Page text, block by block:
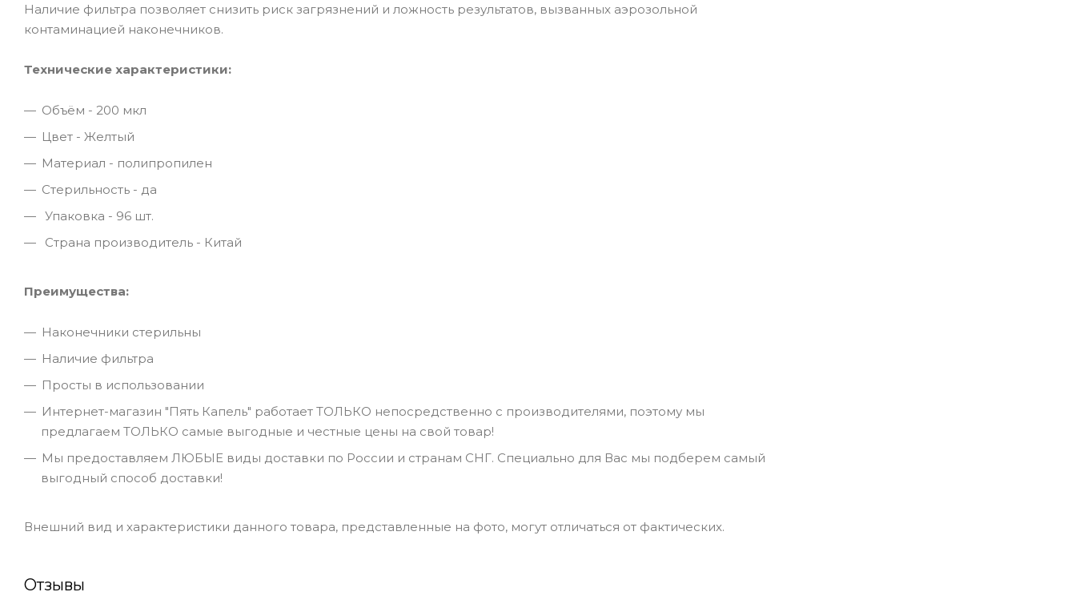
Наличие фильтра позволяет снизить риск загрязнений и ложность результатов, вызванных аэрозольной
контаминацией наконечников.
Технические характеристики:
Объём - 200 мкл
Цвет - Желтый
Материал - полипропилен
Стерильность - да
Упаковка - 96 шт.
Страна производитель - Китай
Преимущества:
Наконечники стерильны
Наличие фильтра
Просты в использовании
Интернет-магазин "Пять Капель" работает ТОЛЬКО непосредственно с производителями, поэтому мы
предлагаем ТОЛЬКО самые выгодные и честные цены на свой товар!
Мы предоставляем ЛЮБЫЕ виды доставки по России и странам СНГ. Специально для Вас мы подберем самый
выгодный способ доставки!
Внешний вид и характеристики данного товара, представленные на фото, могут отличаться от фактических.
Отзывы